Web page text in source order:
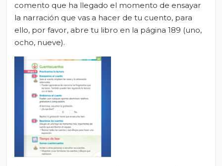
comento que ha llegado el momento de ensayar
la narración que vas a hacer de tu cuento, para
ello, por favor, abre tu libro en la página 189 (uno,
ocho, nueve).